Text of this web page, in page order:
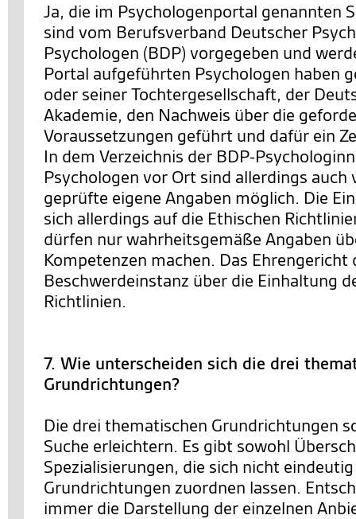
Ja, die im Psychologenportal genannten
sind vom Berufsverband Deutscher
Psychologen (BDP) vorgegeben und
Portal aufgeführten Psychologen haben
oder seiner Tochtergesellschaft, der
Akademie, den Nachweis über die
Voraussetzungen geführt und dafür ein
In dem Verzeichnis der BDP-
Psychologen vor Ort sind allerdings auch
geprüfte eigene Angaben möglich. Die
sich allerdings auf die Ethischen
dürfen nur wahrheitsgemäße Angaben
Kompetenzen machen. Das Ehrengericht
Beschwerdeinstanz über die Einhaltung
Richtlinien.
7. Wie unterscheiden sich die drei
Grundrichtungen?
Die drei thematischen Grundrichtungen
Suche erleichtern. Es gibt sowohl
Spezialisierungen, die sich nicht
Grundrichtungen zuordnen lassen.
immer die Darstellung der einzelnen